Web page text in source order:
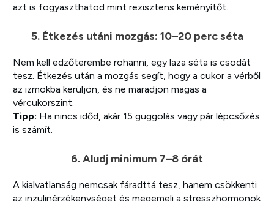
azt is fogyaszthatod mint rezisztens keményítőt.
5. Étkezés utáni mozgás: 10–20 perc séta
Nem kell edzőterembe rohanni, egy laza séta is csodát
tesz. Étkezés után a mozgás segít, hogy a cukor a vérből
az izmokba kerüljön, és ne maradjon magas a
vércukorszint.
Tipp: Ha nincs időd, akár 15 guggolás vagy pár lépcsőzés
is számít.
6. Aludj minimum 7–8 órát
A kialvatlanság nemcsak fáradttá tesz, hanem csökkenti
az inzulinérzékenységet és megemeli a stresszhormonok